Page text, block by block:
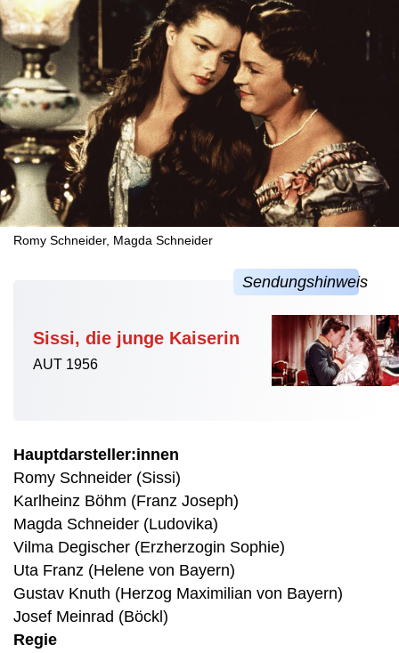
Romy Schneider, Magda Schneider
Sissi, die junge Kaiserin
AUT 1956
Hauptdarsteller:innen
Romy Schneider (Sissi)
Karlheinz Böhm (Franz Joseph)
Magda Schneider (Ludovika)
Vilma Degischer (Erzherzogin Sophie)
Uta Franz (Helene von Bayern)
Gustav Knuth (Herzog Maximilian von Bayern)
Josef Meinrad (Böckl)
Regie